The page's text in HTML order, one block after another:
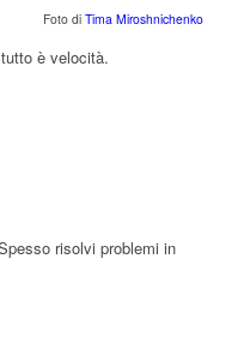
Foto diTima Miroshnichenko
è velocità.
risolvi problemi in